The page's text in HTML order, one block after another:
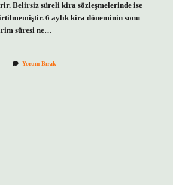
Belirsiz süreli kira sözleşmelerinde ise
6 aylık kira döneminin sonu
süresi ne…
Yorum Bırak